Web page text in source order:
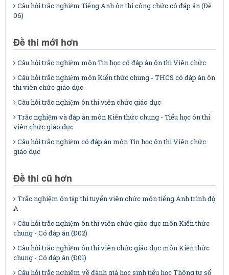
Câu hỏi trắc nghiệm Tiếng Anh ôn thi công chức có đáp án (Đề
06)
Đề thi mới hơn
Câu hỏi trắc nghiệm môn Tin học có đáp án ôn thi Viên chức
Câu hỏi trắc nghiệm môn Kiến thức chung - THCS có đáp án ôn
thi viên chức giáo dục
Câu hỏi trắc nghiệm ôn thi viên chức giáo dục
Trắc nghiệm và đáp án môn Kiến thức chung - Tiểu học ôn thi
viên chức giáo dục
Câu hỏi trắc nghiệm có đáp án môn Tin học ôn thi Viên chức
giáo dục
Đề thi cũ hơn
Trắc nghiệm ôn tập thi tuyển viên chức môn tiếng Anh trình độ
A
Câu hỏi trắc nghiệm ôn thi viên chức giáo dục môn Kiến thức
chung - Có đáp án (Đ02)
Câu hỏi trắc nghiệm ôn thi viên chức giáo dục môn Kiến thức
chung - Có đáp án (Đ01)
Câu hỏi trắc nghiệm về đánh giá học sinh tiểu học Thông tư số